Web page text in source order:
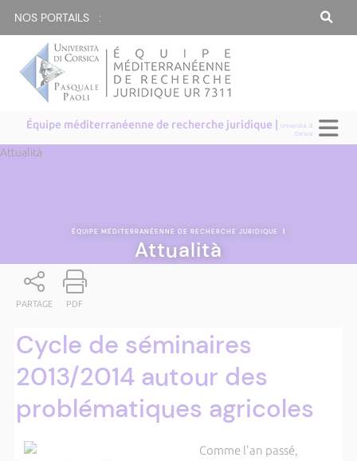
NOS PORTAILS :
Équipe méditerranéenne de recherche juridique |Università di
Corsica
Attualità
ÉQUIPE MÉDITERRANÉENNE DE RECHERCHE JURIDIQUE |
Attualità
PARTAGE PDF
Cycle de séminaires
2013/2014 autour des
problématiques agricoles
Comme l'an passé,